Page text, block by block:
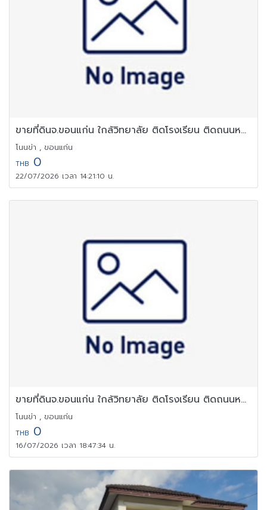
ขายที่ดินจ.ขอนแก่น ใกล้วิทยาลัย ติดโรงเรียน ติดถนนหลัก น้ำไม่ท่วม
โนนข่า , ขอนแก่น
THB 0
22/07/2026 เวลา 14:21:10 น.
ขายที่ดินจ.ขอนแก่น ใกล้วิทยาลัย ติดโรงเรียน ติดถนนหลัก น้ำไม่ท่วม
โนนข่า , ขอนแก่น
THB 0
16/07/2026 เวลา 18:47:34 น.